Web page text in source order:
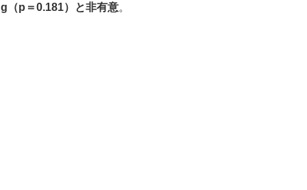
（p＝0.181）と非有意。